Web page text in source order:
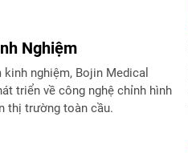
Nghiệm
nghiệm, Bojin Medical
triển về công nghệ chỉnh hình
thị trường toàn cầu.